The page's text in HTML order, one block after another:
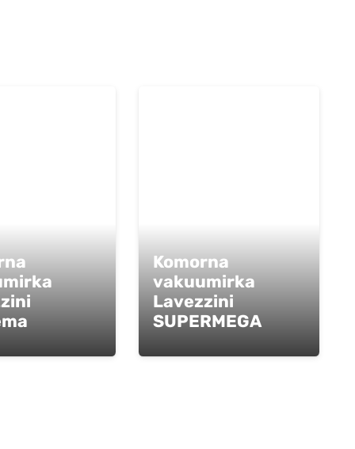
Komorna
vakuumirka
Lavezzini
SUPERMEGA